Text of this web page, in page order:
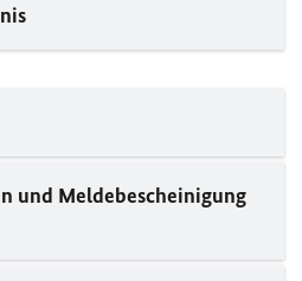
und Meldebescheinigung